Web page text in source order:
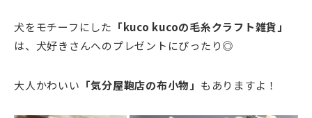
犬をモチーフにした 「kuco kucoの毛糸クラフト雑貨 」
は、犬好きさんへのプレゼントにぴったり◎
大人かわいい 「気分屋鞄店の布小物」 もありますよ！